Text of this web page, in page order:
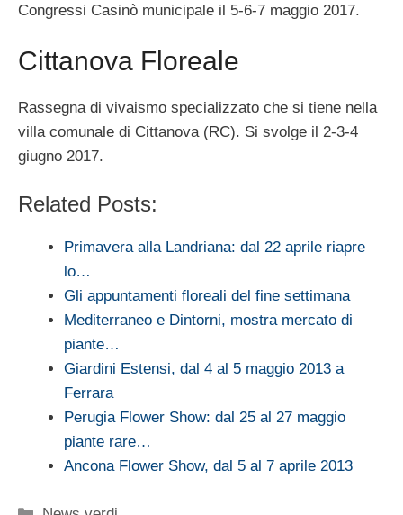
Congressi Casinò municipale il 5-6-7 maggio 2017.
Cittanova Floreale
Rassegna di vivaismo specializzato che si tiene nella
villa comunale di Cittanova (RC). Si svolge il 2-3-4
giugno 2017.
Related Posts:
Primavera alla Landriana: dal 22 aprile riapre
lo…
Gli appuntamenti floreali del fine settimana
Mediterraneo e Dintorni, mostra mercato di
piante…
Giardini Estensi, dal 4 al 5 maggio 2013 a
Ferrara
Perugia Flower Show: dal 25 al 27 maggio
piante rare…
Ancona Flower Show, dal 5 al 7 aprile 2013
Categorie